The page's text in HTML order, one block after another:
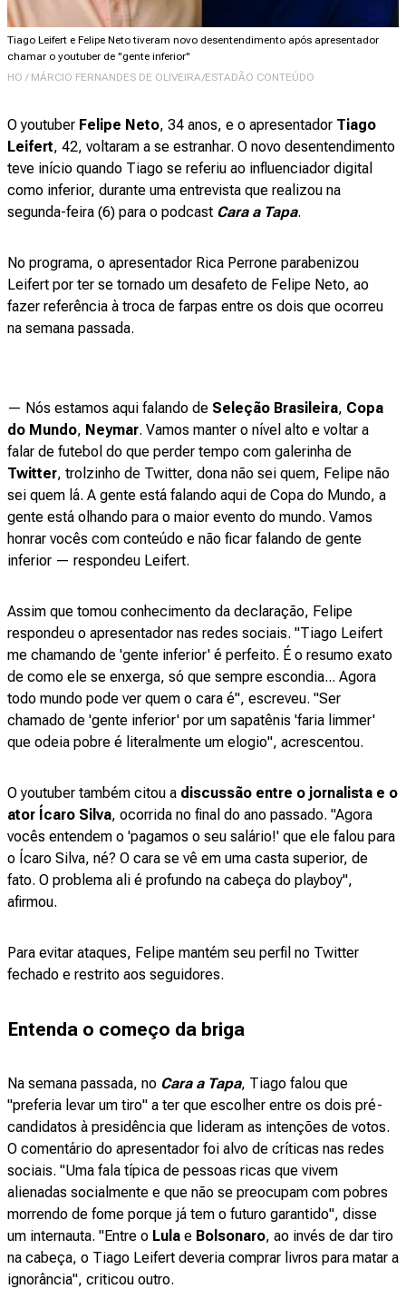
Tiago Leifert e Felipe Neto tiveram novo desentendimento após apresentador
chamar o youtuber de "gente inferior"
HO / MÁRCIO FERNANDES DE OLIVEIRA/ESTADÃO CONTEÚDO
O youtuber Felipe Neto, 34 anos, e o apresentador Tiago
Leifert, 42, voltaram a se estranhar. O novo desentendimento
teve início quando Tiago se referiu ao influenciador digital
como inferior, durante uma entrevista que realizou na
segunda-feira (6) para o podcast Cara a Tapa.
No programa, o apresentador Rica Perrone parabenizou
Leifert por ter se tornado um desafeto de Felipe Neto, ao
fazer referência à troca de farpas entre os dois que ocorreu
na semana passada.
— Nós estamos aqui falando de Seleção Brasileira, Copa
do Mundo, Neymar. Vamos manter o nível alto e voltar a
falar de futebol do que perder tempo com galerinha de
Twitter, trolzinho de Twitter, dona não sei quem, Felipe não
sei quem lá. A gente está falando aqui de Copa do Mundo, a
gente está olhando para o maior evento do mundo. Vamos
honrar vocês com conteúdo e não ficar falando de gente
inferior — respondeu Leifert.
Assim que tomou conhecimento da declaração, Felipe
respondeu o apresentador nas redes sociais. "Tiago Leifert
me chamando de 'gente inferior' é perfeito. É o resumo exato
de como ele se enxerga, só que sempre escondia... Agora
todo mundo pode ver quem o cara é", escreveu. "Ser
chamado de 'gente inferior' por um sapatênis 'faria limmer'
que odeia pobre é literalmente um elogio", acrescentou.
O youtuber também citou a discussão entre o jornalista e o
ator Ícaro Silva, ocorrida no final do ano passado. "Agora
vocês entendem o 'pagamos o seu salário!' que ele falou para
o Ícaro Silva, né? O cara se vê em uma casta superior, de
fato. O problema ali é profundo na cabeça do playboy",
afirmou.
Para evitar ataques, Felipe mantém seu perfil no Twitter
fechado e restrito aos seguidores.
Entenda o começo da briga
Na semana passada, no Cara a Tapa, Tiago falou que
"preferia levar um tiro" a ter que escolher entre os dois pré-
candidatos à presidência que lideram as intenções de votos.
O comentário do apresentador foi alvo de críticas nas redes
sociais. "Uma fala típica de pessoas ricas que vivem
alienadas socialmente e que não se preocupam com pobres
morrendo de fome porque já tem o futuro garantido", disse
um internauta. "Entre o Lula e Bolsonaro, ao invés de dar tiro
na cabeça, o Tiago Leifert deveria comprar livros para matar a
ignorância", criticou outro.